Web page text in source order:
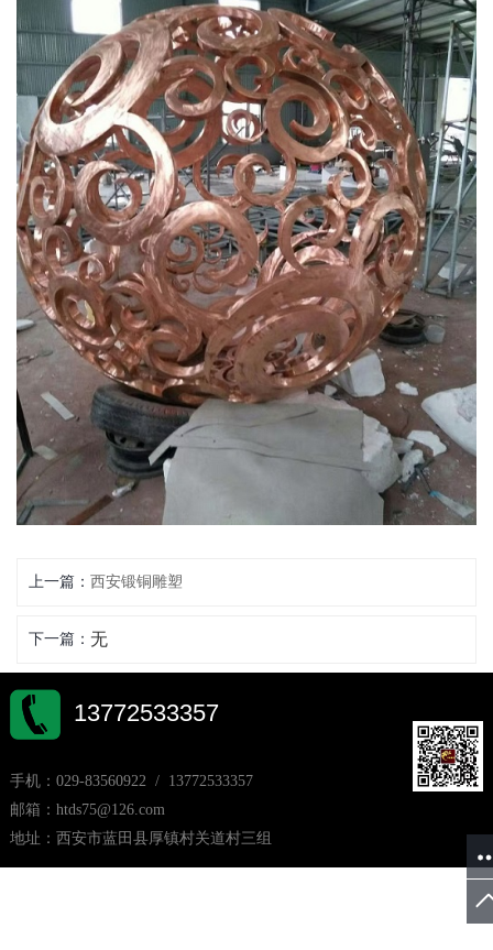
上一篇： 西安锻铜雕塑
下一篇： 无
13772533357
手机：029-83560922 / 13772533357
邮箱：htds75@126.com
地址：西安市蓝田县厚镇村关道村三组